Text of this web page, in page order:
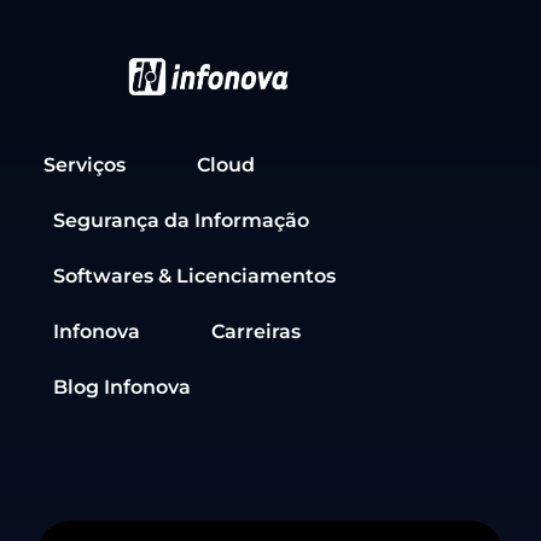
Serviços Cloud
Segurança da Informação
Softwares & Licenciamentos
Infonova Carreiras
Blog Infonova